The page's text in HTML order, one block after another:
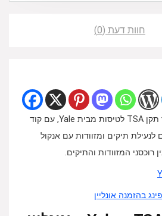
חוות דעת (0)
מנעול קומבינציה מאושר תקן TSA לטיסות מבית Yale, עם קוד
לנעילת תיקים ומזוודות עם אנקול
המזוודות והתיקים.
בהזמנה אונליין